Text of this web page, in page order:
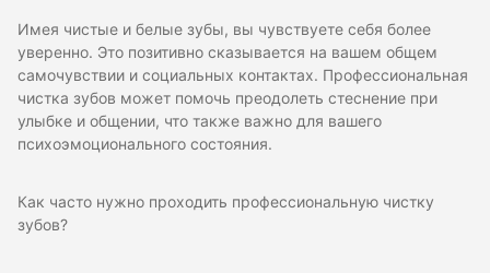
Имея чистые и белые зубы, вы чувствуете себя более
уверенно. Это позитивно сказывается на вашем общем
самочувствии и социальных контактах. Профессиональная
чистка зубов может помочь преодолеть стеснение при
улыбке и общении, что также важно для вашего
психоэмоционального состояния.
Как часто нужно проходить профессиональную чистку
зубов?